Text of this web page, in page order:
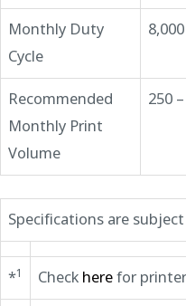
Monthly Duty
Cycle
Recommended
Monthly Print
Volume
250
Specifications are
*1 Check herefor